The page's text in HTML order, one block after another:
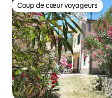
Coup de cœur voyageurs
Coup de cœur voyageurs